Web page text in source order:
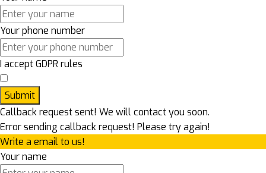
Your phone number
I accept GDPR rules
Submit
Callback request sent! We will contact you soon.
Error sending callback request! Please try again!
Write a email to us!
Your name